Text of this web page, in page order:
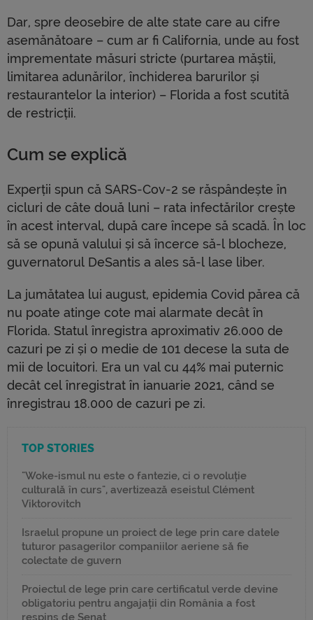
Dar, spre deosebire de alte state care au cifre
asemănătoare – cum ar fi California, unde au fost
imprementate măsuri stricte (purtarea măștii,
limitarea adunărilor, închiderea barurilor și
restaurantelor la interior) – Florida a fost scutită
de restricții.
Cum se explică
Experții spun că SARS-Cov-2 se răspândește în
cicluri de câte două luni – rata infectărilor crește
în acest interval, după care începe să scadă. În loc
să se opună valului și să încerce să-l blocheze,
guvernatorul DeSantis a ales să-l lase liber.
La jumătatea lui august, epidemia Covid părea că
nu poate atinge cote mai alarmate decât în
Florida. Statul înregistra aproximativ 26.000 de
cazuri pe zi și o medie de 101 decese la suta de
mii de locuitori. Era un val cu 44% mai puternic
decât cel înregistrat în ianuarie 2021, când se
înregistrau 18.000 de cazuri pe zi.
TOP STORIES
"Woke-ismul nu este o fantezie, ci o revoluție
culturală în curs", avertizează eseistul Clément
Viktorovitch
Israelul propune un proiect de lege prin care datele
tuturor pasagerilor companiilor aeriene să fie
colectate de guvern
Proiectul de lege prin care certificatul verde devine
obligatoriu pentru angajații din România a fost
respins de Senat